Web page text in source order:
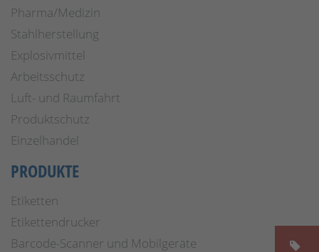
Pharma/Medizin
Stahlherstellung
Explosivmittel
Arbeitsschutz
Luft- und Raumfahrt
Produktschutz
Einzelhandel
PRODUKTE
Etiketten
Etikettendrucker
Barcode-Scanner und Mobilgeräte